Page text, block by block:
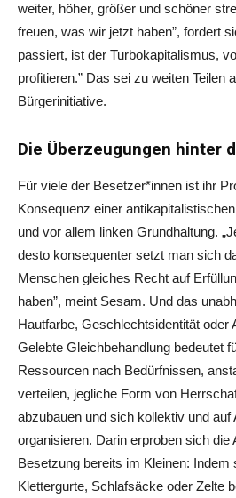
weiter, höher, größer und schöner
freuen, was wir jetzt haben”, fordert
passiert, ist der Turbokapitalismus,
profitieren.” Das sei zu weiten Teilen
Bürgerinitiative.
Die Überzeugungen hinter
Für viele der Besetzer*innen ist ihr
Konsequenz einer
und vor allem linken Grundhaltung.
desto konsequenter setzt man sich
Menschen gleiches Recht auf
haben”, meint Sesam. Und das
Hautfarbe, Geschlechtsidentität oder
Gelebte Gleichbehandlung bedeutet
Ressourcen nach Bedürfnissen,
verteilen, jegliche Form von
abzubauen und sich kollektiv und auf
organisieren. Darin erproben sich die
Besetzung bereits im Kleinen: Indem
Klettergurte, Schlafsäcke oder Zelte